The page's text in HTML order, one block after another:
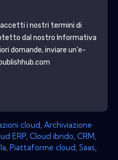
accetti i nostri termini di
dal nostro Informativa
domande, inviare un'e-
cloud Archiviazione
ERP Cloud ibrido CRM
Piattaforme cloud Saas